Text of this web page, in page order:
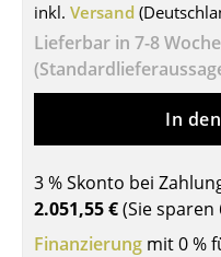
Stehtische &
Kindertische
Servierwagen
Einzelteile
... alle Tische
inkl. Versand
Lieferbar in 7-8
In
3 % Skonto bei
2.051,55 €(Sie sparen
Finanzierung mit 0 %